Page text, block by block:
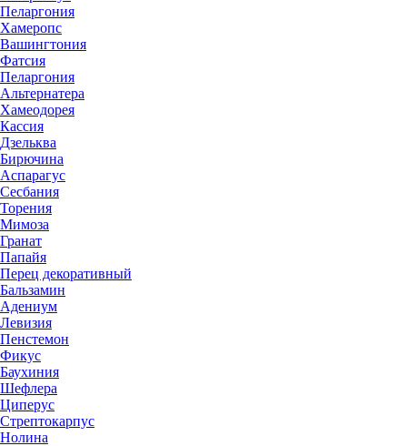
Пеларгония
Хамеропс
Вашингтония
Фатсия
Пеларгония
Альтернатера
Хамеодорея
Кассия
Дзельква
Бирючина
Аспарагус
Сесбания
Торения
Мимоза
Гранат
Папайя
Перец декоративный
Бальзамин
Адениум
Левизия
Пенстемон
Фикус
Баухиния
Шефлера
Циперус
Стрептокарпус
Нолина